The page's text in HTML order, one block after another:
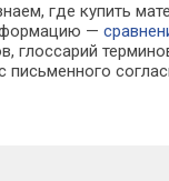
где купить
—
глоссарий